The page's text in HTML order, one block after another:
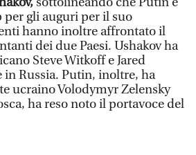
gli auguri per il suo
hanno inoltre affrontato il
dei due Paesi. Ushakov ha
Steve Witkoff e Jared
Russia. Putin, inoltre, ha
ucraino Volodymyr Zelensky
ha reso noto il portavoce del